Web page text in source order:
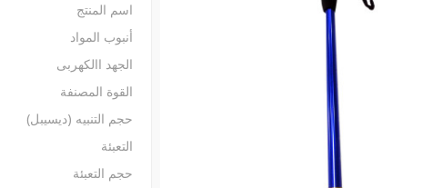
اسم المنتج
أنبوب المواد
الجهد االكهربى
القوة المصنفة
حجم التنبيه (ديسيبل)
التعبئة
حجم التعبئة